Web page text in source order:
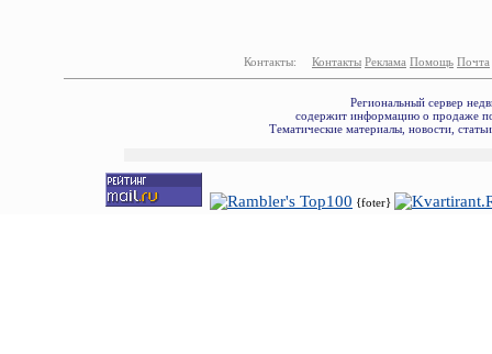
Контакты: Контакты Реклама Помощь Почта
Региональный сервер
содержит информацию о продаже
Тематические материалы, новости,
{foter}